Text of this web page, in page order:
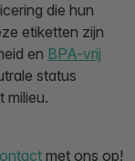
die hun
etiketten zijn
en BPA-vrij
status
milieu.
met ons op!